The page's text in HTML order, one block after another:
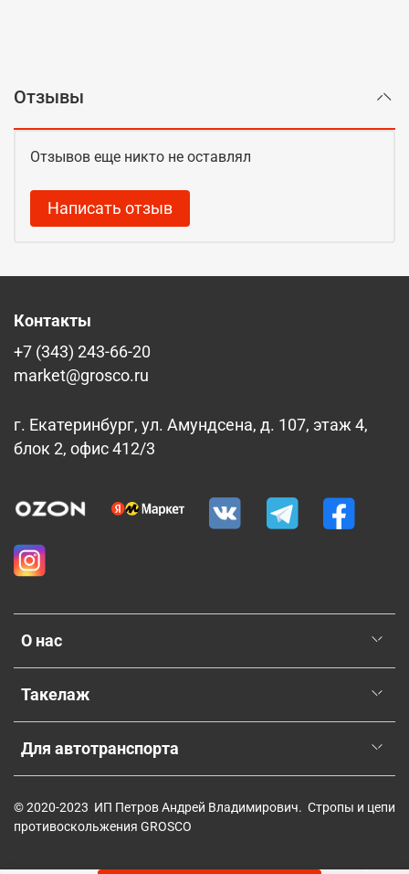
Отзывы
Отзывов еще никто не оставлял
Написать отзыв
О нас
Такелаж
Для автотранспорта
Контакты
+7 (343) 243-66-20
market@grosco.ru
г. Екатеринбург, ул. Амундсена, д. 107, этаж 4,
блок 2, офис 412/3
© 2020-2023 ИП Петров Андрей Владимирович. Стропы и цепи
противоскольжения GROSCO